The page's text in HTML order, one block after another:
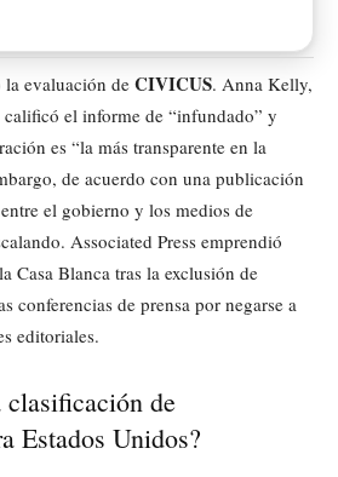
la evaluación de CIVICUS. Anna Kelly,
calificó el informe de “infundado” y
es “la más transparente en la
de acuerdo con una publicación
el gobierno y los medios de
Associated Press emprendió
Casa Blanca tras la exclusión de
conferencias de prensa por negarse a
editoriales.
de
Estados Unidos?